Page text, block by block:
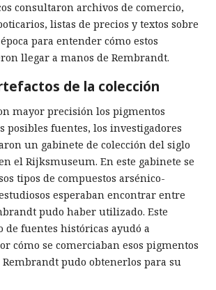
consultaron archivos de comercio,
listas de precios y textos sobre
para entender cómo estos
llegar a manos de Rembrandt.
de la colección
mayor precisión los pigmentos
posibles fuentes, los investigadores
un gabinete de colección del siglo
el Rijksmuseum. En este gabinete se
tipos de compuestos arsénico-
esperaban encontrar entre
pudo haber utilizado. Este
fuentes históricas ayudó a
cómo se comerciaban esos pigmentos
pudo obtenerlos para su